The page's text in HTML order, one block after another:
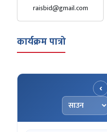
raisbid@gmail.com
कार्यक्रम पात्रो
‹